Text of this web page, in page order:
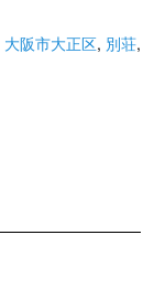
大阪市大正区, 別荘,